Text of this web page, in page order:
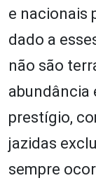
e nacionais
dado a
não são
abundância
prestígio,
jazidas
sempre